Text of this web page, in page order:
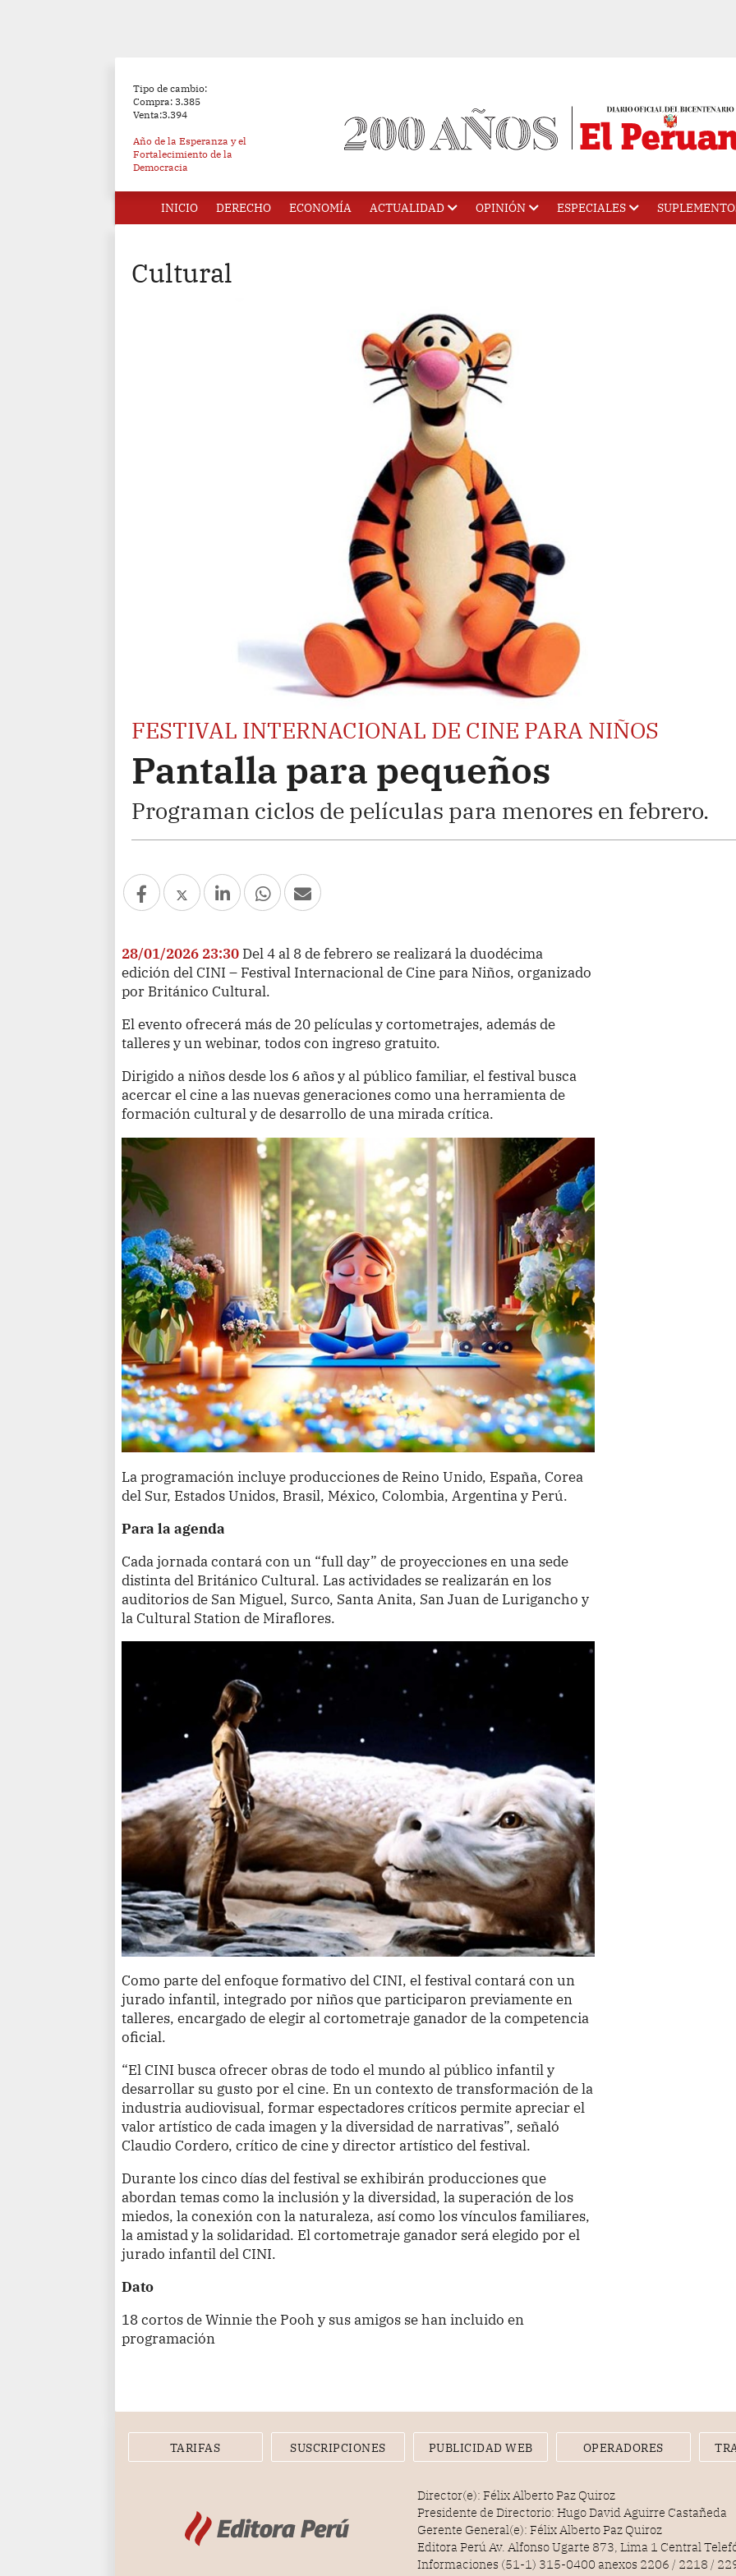
Tipo de cambio:
Compra: 3.385
Venta:3.394
Año de la Esperanza y el
Fortalecimiento de la
Democracia
INICIO DERECHO ECONOMÍA ACTUALIDAD OPINIÓN ESPECIALES
Cultural
FESTIVAL INTERNACIONAL DE CINE PARA NIÑOS
Pantalla para pequeños
Programan ciclos de películas para menores en febrero.
28/01/2026 23:30 Del 4 al 8 de febrero se realizará la duodécima
edición del CINI – Festival Internacional de Cine para Niños, organizado
por Británico Cultural.
El evento ofrecerá más de 20 películas y cortometrajes, además de
talleres y un webinar, todos con ingreso gratuito.
Dirigido a niños desde los 6 años y al público familiar, el festival busca
acercar el cine a las nuevas generaciones como una herramienta de
formación cultural y de desarrollo de una mirada crítica.
La programación incluye producciones de Reino Unido, España, Corea
del Sur, Estados Unidos, Brasil, México, Colombia, Argentina y Perú.
Para la agenda
Cada jornada contará con un “full day” de proyecciones en una sede
distinta del Británico Cultural. Las actividades se realizarán en los
auditorios de San Miguel, Surco, Santa Anita, San Juan de Lurigancho y
la Cultural Station de Miraflores.
Como parte del enfoque formativo del CINI, el festival contará con un
jurado infantil, integrado por niños que participaron previamente en
talleres, encargado de elegir al cortometraje ganador de la competencia
oficial.
“El CINI busca ofrecer obras de todo el mundo al público infantil y
desarrollar su gusto por el cine. En un contexto de transformación de la
industria audiovisual, formar espectadores críticos permite apreciar el
valor artístico de cada imagen y la diversidad de narrativas”, señaló
Claudio Cordero, crítico de cine y director artístico del festival.
Durante los cinco días del festival se exhibirán producciones que
abordan temas como la inclusión y la diversidad, la superación de los
miedos, la conexión con la naturaleza, así como los vínculos familiares,
la amistad y la solidaridad. El cortometraje ganador será elegido por el
jurado infantil del CINI.
Dato
18 cortos de Winnie the Pooh y sus amigos se han incluido en
programación
TARIFAS SUSCRIPCIONES PUBLICIDAD WEB OPERADORES
Director(e): Félix Alberto Paz Quiroz
Presidente de Directorio: Hugo David Aguirre Castañeda
Gerente General(e): Félix Alberto Paz Quiroz
Editora Perú Av. Alfonso Ugarte 873, Lima 1 Central
Informaciones (51-1) 315-0400 anexos 2206 / 2218 /